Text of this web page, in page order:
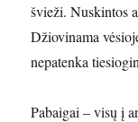
švieži. Nuskintos
Džiovinama
nepatenka
Pabaigai – visų į